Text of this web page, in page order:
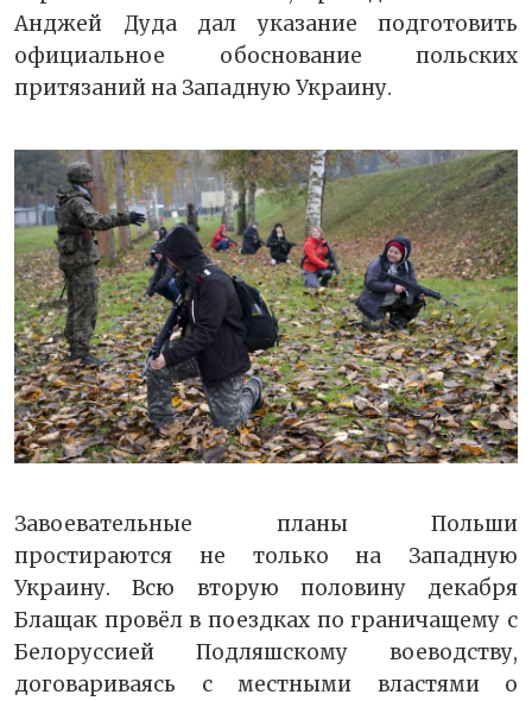
Анджей Дуда дал указание подготовить
официальное обоснование польских
притязаний на Западную Украину.
Завоевательные планы Польши
простираются не только на Западную
Украину. Всю вторую половину декабря
Блащак провёл в поездках по граничащему с
Белоруссией Подляшскому воеводству,
договариваясь с местными властями о